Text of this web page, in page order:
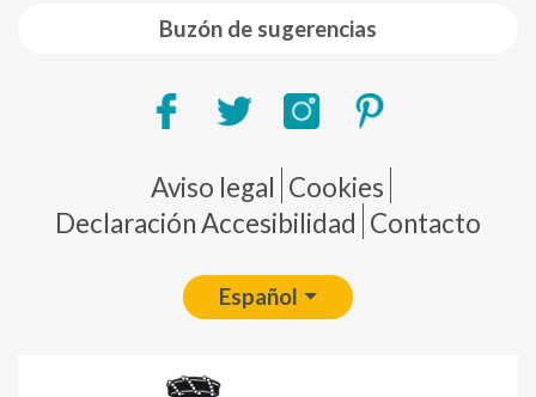
Buzón de sugerencias
Pie de página
Aviso legal Cookies
Declaración Accesibilidad Contacto
Español